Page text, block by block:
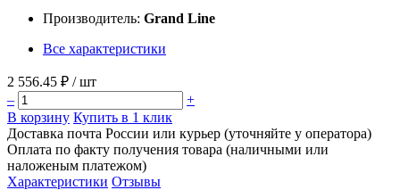
Производитель: Grand Line
Все характеристики
2 556.45 ₽ / шт
–
+
В корзину Купить в 1 клик
Доставка почта России или курьер (уточняйте у оператора)
Оплата по факту получения товара (наличными или
наложеным платежом)
Характеристики Отзывы